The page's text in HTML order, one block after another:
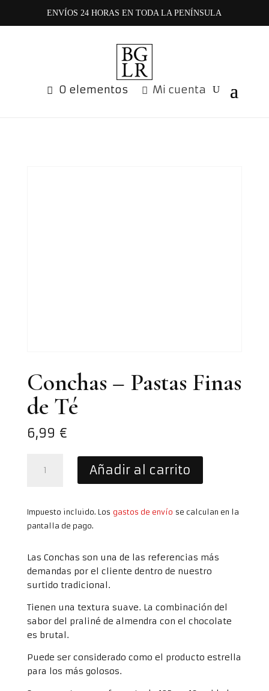
ENVÍOS 24 HORAS EN TODA LA PENÍNSULA
0 elementos Mi cuenta
Conchas – Pastas Finas
de Té
6,99 €
de
Té
Añadir al carrito
Impuesto incluido. Los gastos de envío se calculan en la
pantalla de pago.
Las Conchas son una de las referencias más
demandas por el cliente dentro de nuestro
surtido tradicional.
Tienen una textura suave. La combinación del
sabor del praliné de almendra con el chocolate
es brutal.
Puede ser considerado como el producto estrella
para los más golosos.